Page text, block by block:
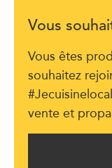
Vous
Vous êtes
souhaitez
vente et